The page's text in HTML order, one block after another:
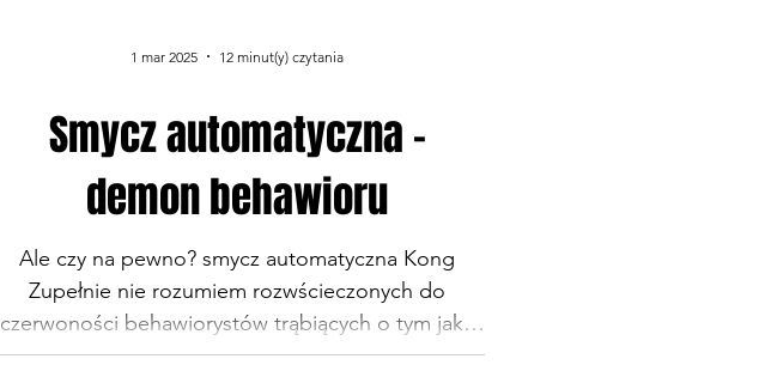
karmę, że jako
Smycz automatyczna -
demon behawioru
Ale czy na pewno? smycz automatyczna Kong
Zupełnie nie rozumiem rozwścieczonych do
czerwoności behawiorystów trąbiących o tym jaka
to zła jest smycz automatyczna dla psa. Jak psuje
1 mar 2025 12 minut(y) czytania